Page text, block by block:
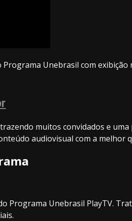
Unebrasil com
trazendo muitos convidados e
audiovisual com a
Programa Unebrasil PlayTV.